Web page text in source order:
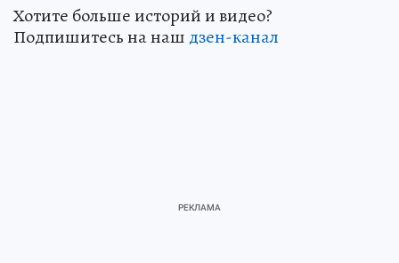
Хотите больше историй и видео?
Подпишитесь на наш дзен-канал